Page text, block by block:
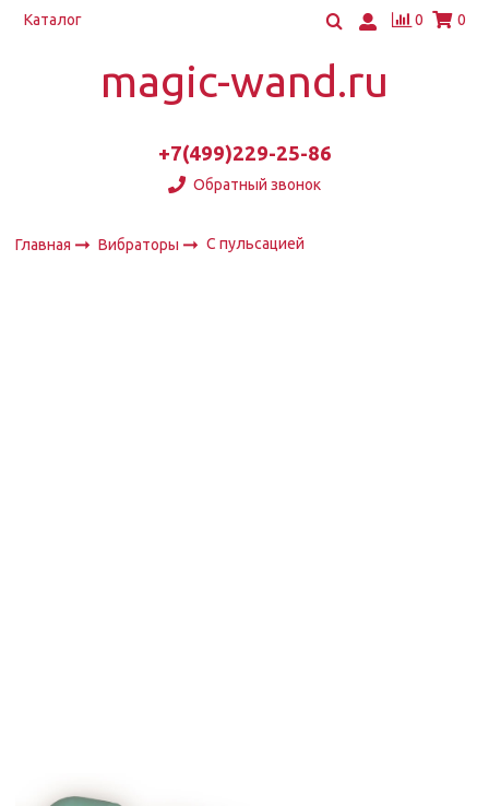
Каталог 0 0
magic-wand.ru
+7(499)229-25-86
Обратный звонок
Главная Вибраторы С пульсацией